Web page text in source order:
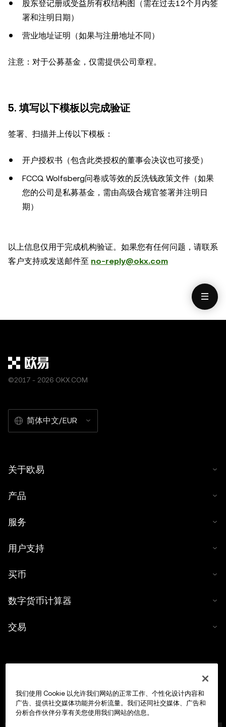
股东登记册或受益所有权结构图（需在过去12个月内签
署和注明日期）
营业地址证明（如果与注册地址不同）
注意：对于公募基金，仅需提供公司章程。
5. 填写以下模板以完成验证
签署、扫描并上传以下模板：
开户授权书（包含此类授权的董事会决议也可接受）
FCCQ Wolfsberg问卷或等效的反洗钱政策文件（如果
您的公司是私募基金，需由高级合规官签署并注明日
期）
以上信息仅用于完成机构验证。如果您有任何问题，请联系
客户支持或发送邮件至 no-reply@okx.com
©2017 - 2026 OKX.COM
简体中文/EUR
关于欧易
产品
服务
用户支持
买币
数字货币计算器
交易
我们使用 Cookie 以允许我们网站的正常工作、个性化设计内容和
广告、提供社交媒体功能并分析流量。我们还同社交媒体、广告和
分析合作伙伴分享有关您使用我们网站的信息。